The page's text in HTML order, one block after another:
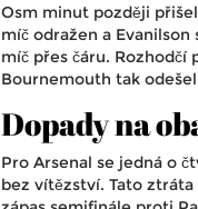
Osm minut později
míč odražen a
míč přes čáru. Rozhodčí
Bournemouth tak
Dopady na
Pro Arsenal se jedná o
bez vítězství. Tato